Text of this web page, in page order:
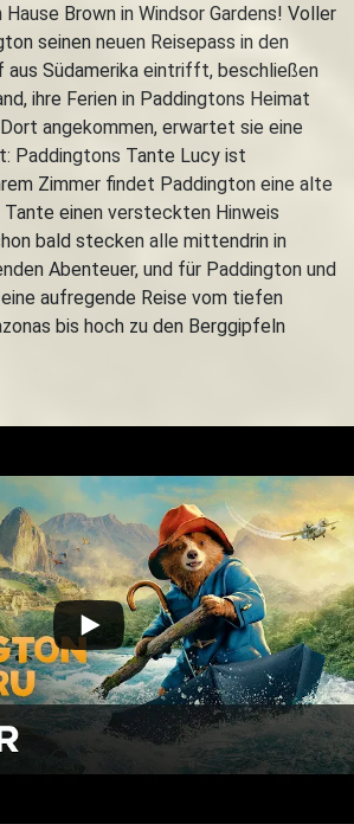
Brown in Windsor Gardens! Voller
seinen neuen Reisepass in den
aus Südamerika eintrifft, beschließen
ihre Ferien in Paddingtons Heimat
angekommen, erwartet sie eine
Paddingtons Tante Lucy ist
Zimmer findet Paddington eine alte
Tante einen versteckten Hinweis
bald stecken alle mittendrin in
Abenteuer, und für Paddington und
aufregende Reise vom tiefen
bis hoch zu den Berggipfeln